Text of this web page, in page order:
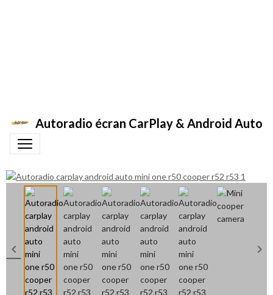
Autoradio écran CarPlay & Android Auto